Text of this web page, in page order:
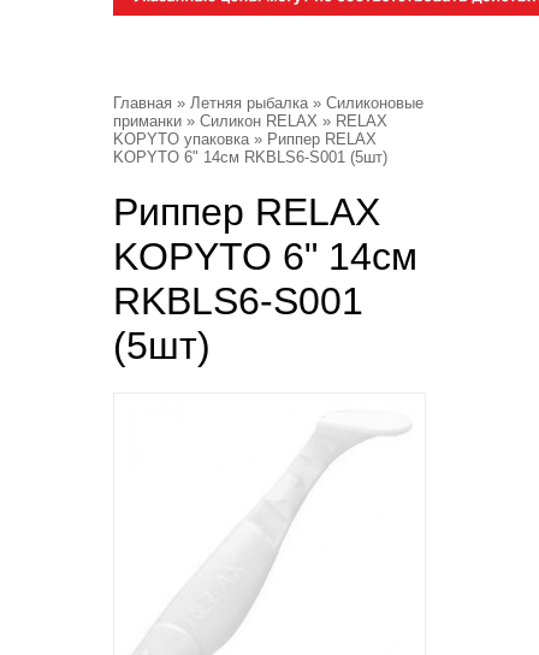
Главная » Летняя рыбалка» Силиконовые
приманки » Силикон RELAX » RELAX
KOPYTO упаковка» Риппер RELAX
KOPYTO 6" 14см RKBLS6-S001 (5шт)
Риппер RELAX
KOPYTO 6" 14см
RKBLS6-S001
(5шт)